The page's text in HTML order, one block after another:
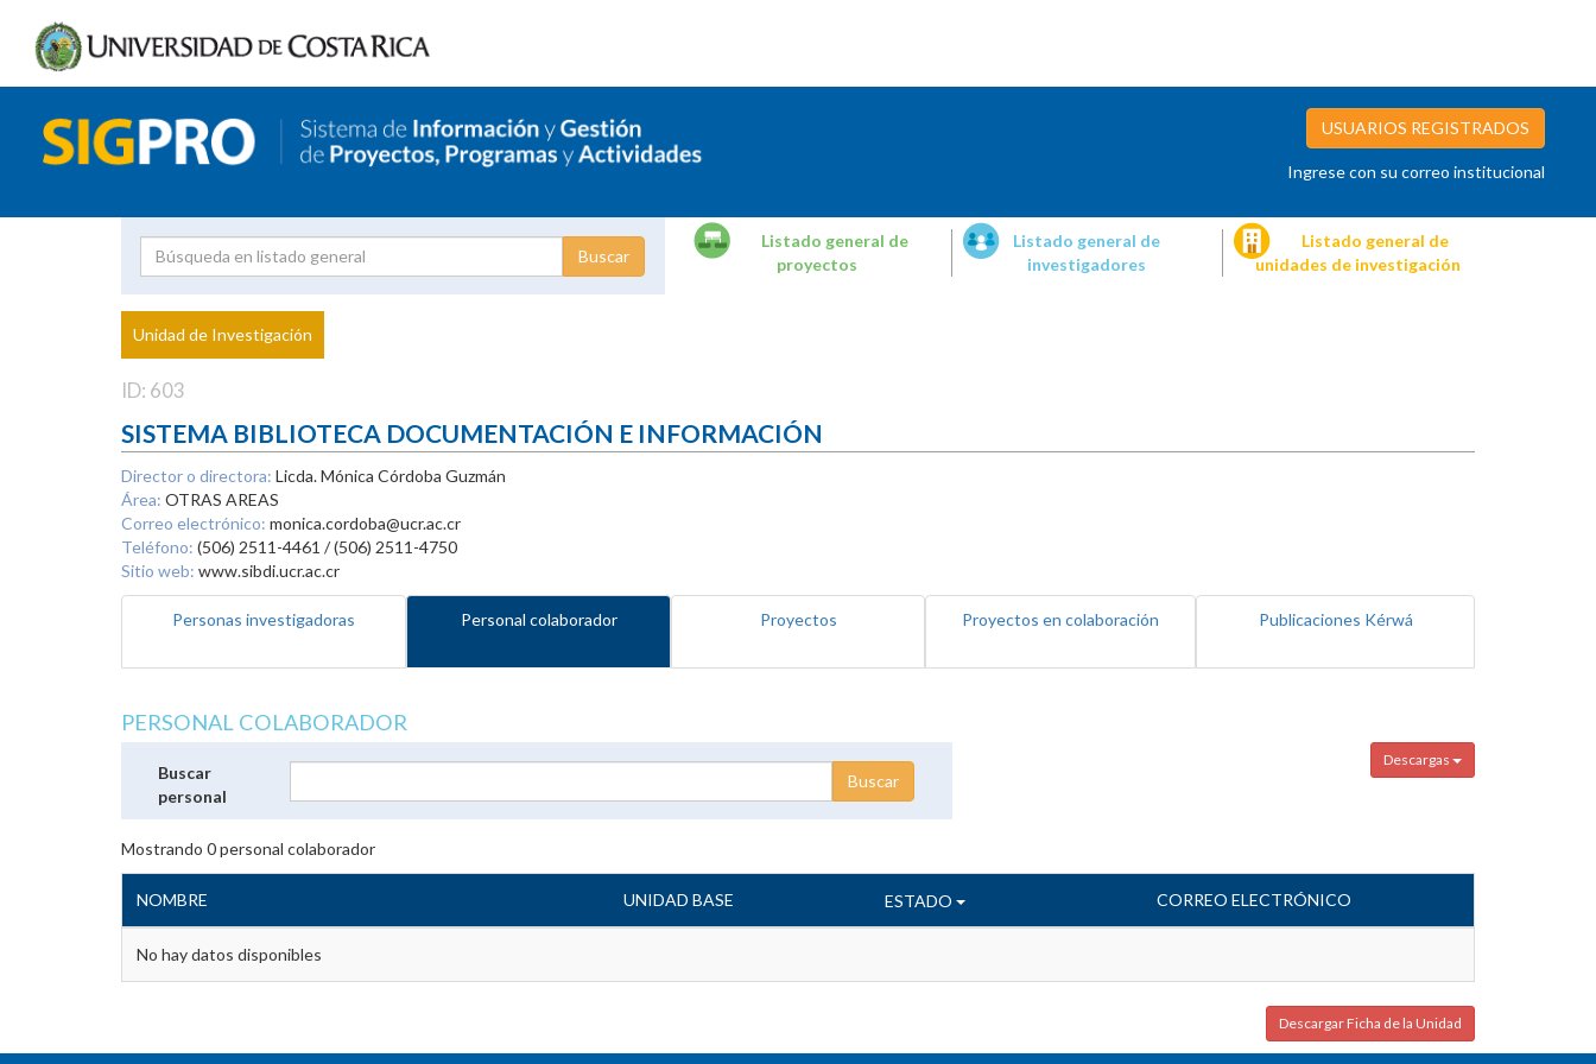
USUARIOS REGISTRADOS
Ingrese con su correo institucional
Proyecto
Investigador
Listado general de
proyectos
Listado general de
investigadores
Listado general de
unidades de investigación
Unidad de Investigación
ID: 603
SISTEMA BIBLIOTECA DOCUMENTACIÓN E INFORMACIÓN
Director o directora: Licda. Mónica Córdoba Guzmán
Área: OTRAS AREAS
Correo electrónico: monica.cordoba@ucr.ac.cr
Teléfono: (506) 2511-4461 / (506) 2511-4750
Sitio web: www.sibdi.ucr.ac.cr
Personas investigadoras Personal colaborador Proyectos Proyectos en colaboración Publicaciones Kérwá
PERSONAL COLABORADOR
Descargas
Buscar
personal
Mostrando 0personal colaborador
NOMBRE UNIDAD BASE ESTADO CORREO ELECTRÓNICO
No hay datos disponibles
Descargar Ficha de la Unidad